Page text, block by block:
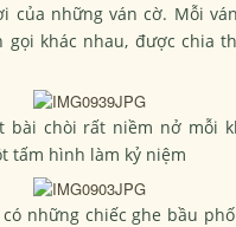
của những ván cờ. Mỗi
gọi khác nhau, được chia
bài chòi rất niềm nở mỗi
tấm hình làm kỷ niệm
có những chiếc ghe bầu